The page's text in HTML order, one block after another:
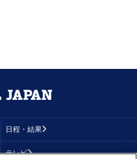
日程・結果
テレビ